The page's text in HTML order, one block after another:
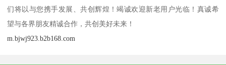
们将以与您携手发展、共创辉煌！竭诚欢迎新老用户光临！真诚希
望与各界朋友精诚合作，共创美好未来！
m.bjwj923.b2b168.com